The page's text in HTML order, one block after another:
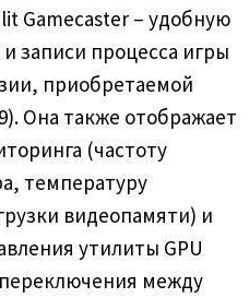
Gamecaster – удобную
записи процесса игры
приобретаемой
Она также отображает
(частоту
температуру
видеопамяти) и
утилиты GPU
между